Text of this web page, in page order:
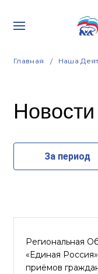
Главная Наша
Новости
За период
Региональная
«Единая
приёмов